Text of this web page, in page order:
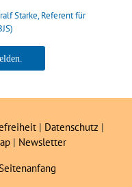
Starke, Referent für
für
| Datenschutz |
| Newsletter